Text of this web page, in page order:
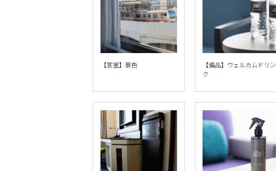
【客室】景色
【備品】ウェルカムドリン
ク